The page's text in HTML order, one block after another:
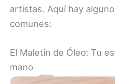
artistas. Aquí hay
comunes:
El Maletín de Óleo: Tu
mano